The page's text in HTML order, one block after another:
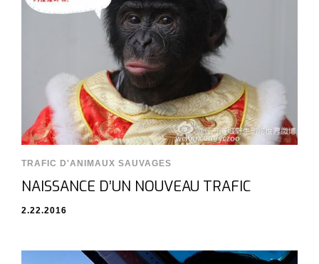
TRAFIC D'ANIMAUX SAUVAGES
NAISSANCE D’UN NOUVEAU TRAFIC
2.22.2016